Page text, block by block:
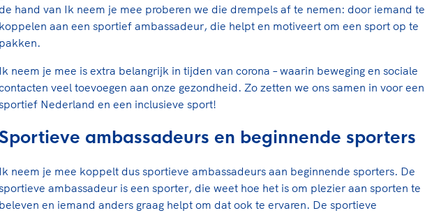
hand van Ik neem je mee proberen we die drempels af te nemen: door iemand te
koppelen aan een sportief ambassadeur, die helpt en motiveert om een sport op te
pakken.
Ik neem je mee is extra belangrijk in tijden van corona – waarin beweging en sociale
veel toevoegen aan onze gezondheid. Zo zetten we ons samen in voor een
Nederland en een inclusieve sport!
Sportieve ambassadeurs en beginnende sporters
Ik neem je mee koppelt dus sportieve ambassadeurs aan beginnende sporters. De
ambassadeur is een sporter, die weet hoe het is om plezier aan sporten te
beleven en iemand anders graag helpt om dat ook te ervaren. De sportieve